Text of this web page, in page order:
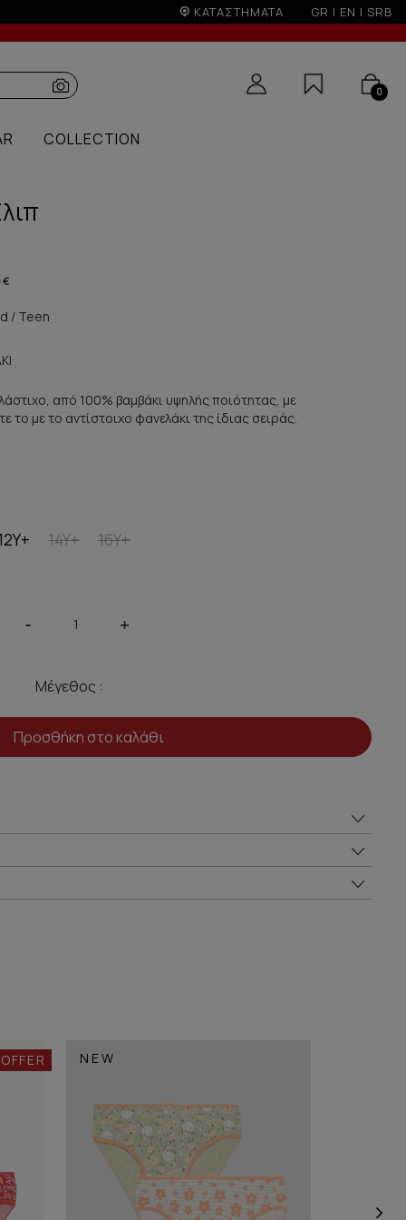
ΚΑΤΑΣΤΗΜΑΤΑ GR | EN | SRB
0
COLLECTION
€
/ Teen
από 100% βαμβάκι υψηλής ποιότητας, με
με το αντίστοιχο φανελάκι της ίδιας σειράς.
14Y+ 16Y+
- +
Μέγεθος :
Προσθήκη στο καλάθι
NEW